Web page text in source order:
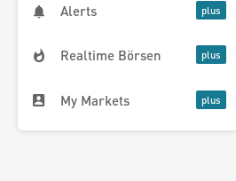
Alerts
Realtime Börsen
My Markets